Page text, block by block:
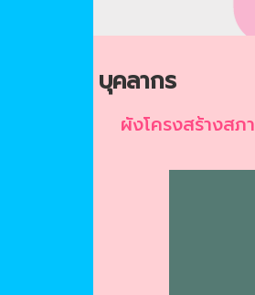
บุคลากร
ผังโครงสร้างสภา